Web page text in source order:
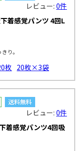
レビュー:0件
着感覚パンツ 4回L
り。
枚 20枚×3袋
レビュー:0件
着感覚パンツ4回吸